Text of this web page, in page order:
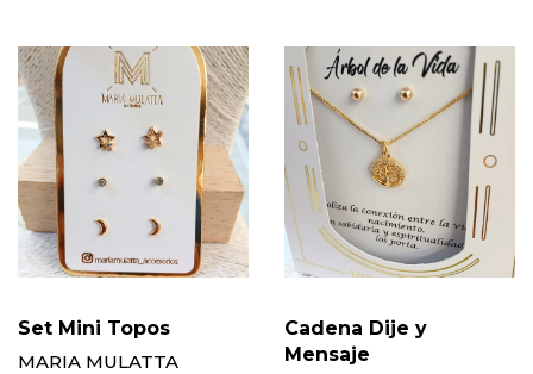
Set Mini Topos
MARIA MULATTA
Cadena Dije y
Mensaje